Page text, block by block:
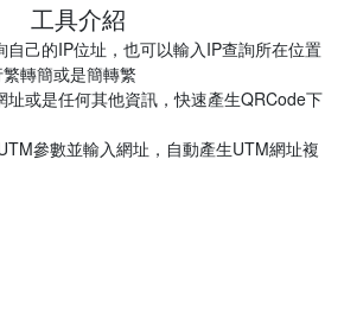
工具介紹
自己的IP位址，也可以輸入IP查詢所在位置
轉簡或是簡轉繁
址或是任何其他資訊，快速產生QRCode下
參數並輸入網址，自動產生UTM網址複